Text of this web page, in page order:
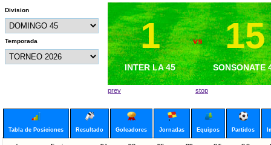
Division
Temporada 1
INTER LA 45
vs 15
SONSONATE
1
METAPAN 45
vs 6
BARZA 45
prev stop
Tabla de Posiciones Resultado Goleadores Jornadas Equipos Partidos